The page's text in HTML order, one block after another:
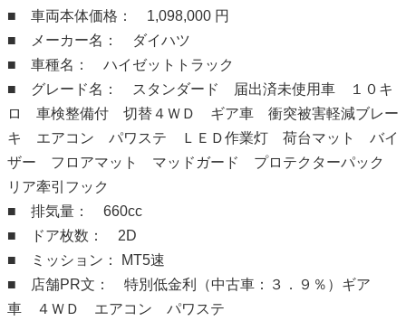
■ 車両本体価格： 1,098,000 円
■ メーカー名： ダイハツ
■ 車種名： ハイゼットトラック
■ グレード名： スタンダード 届出済未使用車 １０キ
ロ 車検整備付 切替４ＷＤ ギア車 衝突被害軽減ブレー
キ エアコン パワステ ＬＥＤ作業灯 荷台マット バイ
ザー フロアマット マッドガード プロテクターパック
リア牽引フック
■ 排気量： 660cc
■ ドア枚数： 2D
■ ミッション： MT5速
■ 店舗PR文： 特別低金利（中古車：３．９％）ギア
車 ４ＷＤ エアコン パワステ